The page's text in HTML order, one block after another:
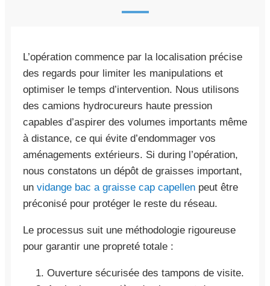
L’opération commence par la localisation précise
des regards pour limiter les manipulations et
optimiser le temps d’intervention. Nous utilisons
des camions hydrocureurs haute pression
capables d’aspirer des volumes importants même
à distance, ce qui évite d’endommager vos
aménagements extérieurs. Si during l’opération,
nous constatons un dépôt de graisses important,
un vidange bac a graisse cap capellen peut être
préconisé pour protéger le reste du réseau.
Le processus suit une méthodologie rigoureuse
pour garantir une propreté totale :
Ouverture sécurisée des tampons de visite.